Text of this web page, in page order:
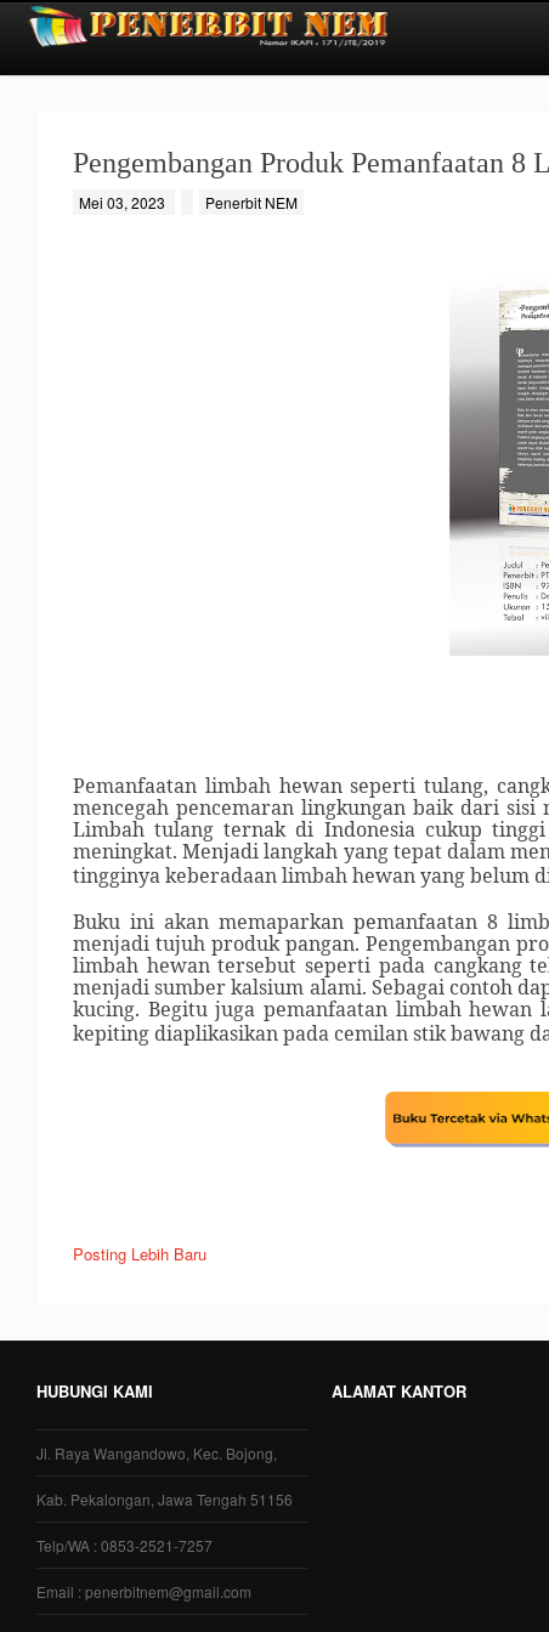
Pengembangan Produk Pemanfaatan 8
Mei 03, 2023 Penerbit NEM
Pemanfaatan limbah hewan seperti tulang,
mencegah pencemaran lingkungan baik dari
Limbah tulang ternak di Indonesia cukup
meningkat. Menjadi langkah yang tepat dalam
tingginya keberadaan limbah hewan yang belum
Buku ini akan memaparkan pemanfaatan 8
menjadi tujuh produk pangan. Pengembangan
limbah hewan tersebut seperti pada cangkang
menjadi sumber kalsium alami. Sebagai contoh
kucing. Begitu juga pemanfaatan limbah
kepiting diaplikasikan pada cemilan stik bawang
Posting Lebih Baru
HUBUNGI KAMI
Jl. Raya Wangandowo, Kec. Bojong,
Kab. Pekalongan, Jawa Tengah 51156
Telp/WA : 0853-2521-7257
Email : penerbitnem@gmail.com
ALAMAT KANTOR